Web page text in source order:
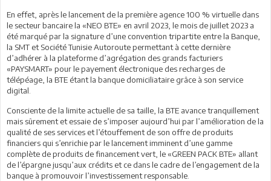
En effet, après le lancement de la première agence 100 % virtuelle dans
le secteur bancaire la «NEO BTE» en avril 2023, le mois de juillet 2023 a
été marqué par la signature d’une convention tripartite entre la Banque,
la SMT et Société Tunisie Autoroute permettant à cette dernière
d’adhérer à la plateforme d’agrégation des grands facturiers
«PAYSMART» pour le payement électronique des recharges de
télépéage, la BTE étant la banque domiciliataire grâce à son service
digital.
Consciente de la limite actuelle de sa taille, la BTE avance tranquillement
mais sûrement et essaie de s’imposer aujourd’hui par l’amélioration de la
qualité de ses services et l’étouffement de son offre de produits
financiers qui s’enrichie par le lancement imminent d’une gamme
complète de produits de financement vert, le «GREEN PACK BTE» allant
de l’épargne jusqu’aux crédits et ce dans le cadre de l’engagement de la
banque à promouvoir l’investissement responsable.